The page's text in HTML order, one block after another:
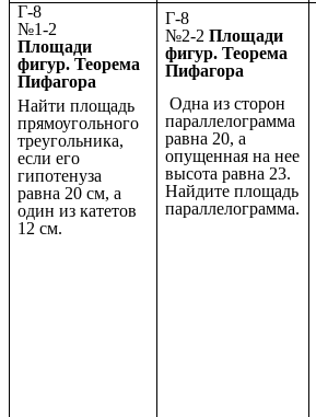
Г-8
№1-2
Площади
фигур. Теорема
Пифагора
Найти площадь
прямоугольного
треугольника,
если его
гипотенуза
равна 20 см, а
один из катетов
12 см.
Г-8
№2-2Площади
фигур. Теорема
Пифагора
Одна из сторон
параллелограмма
равна 20, а
опущенная на нее
высота равна 23.
Найдите площадь
параллелограмма.